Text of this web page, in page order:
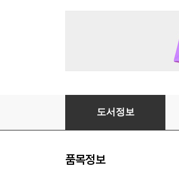
요코하마 코인 세탁소
도서정보
품목정보